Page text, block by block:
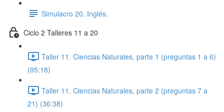
Simulacro 20. Inglés.
Ciclo 2 Talleres 11 a 20
Taller 11. Ciencias Naturales, parte 1 (preguntas 1 a 6)
(95:18)
Taller 11. Ciencias Naturales, parte 2 (preguntas 7 a
21) (36:38)